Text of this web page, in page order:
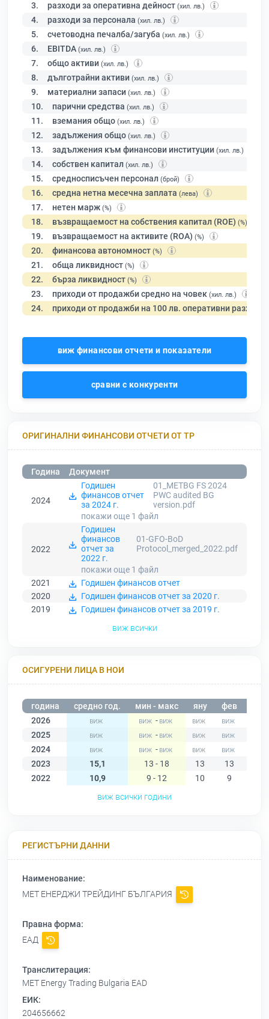
3. разходи за оперативна дейност (хил. лв.)
4. разходи за персонала (хил. лв.)
5. счетоводна печалба/загуба (хил. лв.)
6. EBITDA (хил. лв.)
7. общо активи (хил. лв.)
8. дълготрайни активи (хил. лв.)
9. материални запаси (хил. лв.)
10. парични средства (хил. лв.)
11. вземания общо (хил. лв.)
12. задължения общо (хил. лв.)
13. задължения към финансови институции (хил. лв.)
14. собствен капитал (хил. лв.)
15. средносписъчен персонал (брой)
16. средна нетна месечна заплата (лева)
17. нетен марж (%)
18. възвращаемост на собствения капитал (ROE) (%)
19. възвращаемост на активите (ROA) (%)
20. финансова автономност (%)
21. обща ликвидност (%)
22. бърза ликвидност (%)
23. приходи от продажби средно на човек (хил. лв.)
24. приходи от продажби на 100 лв. оперативни разходи
виж финансови отчети и показатели
сравни с конкуренти
ОРИГИНАЛНИ ФИНАНСОВИ ОТЧЕТИ ОТ ТР
Година Документ
2024
Годишен
финансов отчет
за 2024 г.
01_METBG FS 2024
PWC audited BG
version.pdf
покажи още 1 файл
2022
Годишен
финансов
отчет за
2022 г.
01-GFO-BoD
Protocol_merged_2022.pdf
покажи още 1 файл
2021
Годишен финансов отчет
2020
Годишен финансов отчет за 2020 г.
2019
Годишен финансов отчет за 2019 г.
виж всички
ОСИГУРЕНИ ЛИЦА В НОИ
година средно год. мин - макс яну фев
2026
-
2025
-
2024
-
2023
15,1 13 - 18 13 13
2022
10,9 9 - 12 10 9
виж всички години
РЕГИСТЪРНИ ДАННИ
Наименование:
МЕТ ЕНЕРДЖИ ТРЕЙДИНГ БЪЛГАРИЯ
Правна форма:
ЕАД
Транслитерация:
MET Energy Trading Bulgaria EAD
ЕИК:
204656662